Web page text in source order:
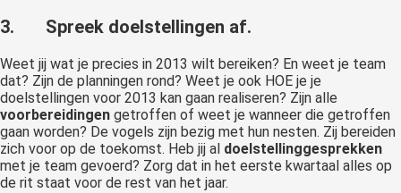
3. Spreek doelstellingen af.
Weet jij wat je precies in 2013 wilt bereiken? En weet je team
dat? Zijn de planningen rond? Weet je ook HOE je je
doelstellingen voor 2013 kan gaan realiseren? Zijn alle
voorbereidingen getroffen of weet je wanneer die getroffen
gaan worden? De vogels zijn bezig met hun nesten. Zij bereiden
zich voor op de toekomst. Heb jij al doelstellinggesprekken
met je team gevoerd? Zorg dat in het eerste kwartaal alles op
de rit staat voor de rest van het jaar.